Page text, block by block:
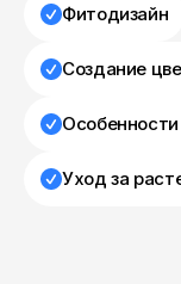
Фитодизайн
Создание
Уход за